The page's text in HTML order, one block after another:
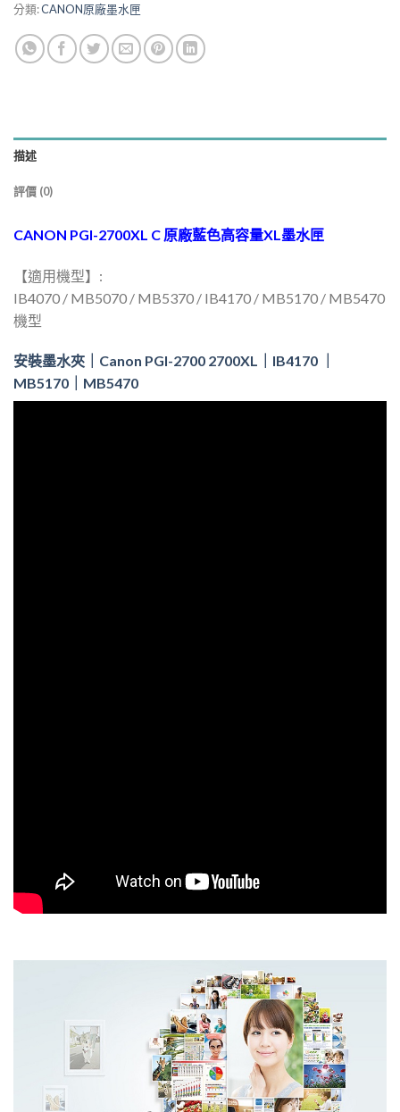
分類:CANON原廠墨水匣
描述
評價 (0)
CANON PGI-2700XL C 原廠藍色高容量XL墨水匣
【適用機型】:
IB4070 / MB5070 / MB5370 / IB4170 / MB5170 / MB5470
機型
安裝墨水夾｜Canon PGI-2700 2700XL｜IB4170 ｜
MB5170｜MB5470